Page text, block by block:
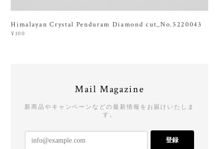
Himalayan Crystal Penduram Diamond cut_No.5220043
¥100
Mail Magazine
新商品やキャンペーンなどの最新情報をお届けいたしま
す。
登録